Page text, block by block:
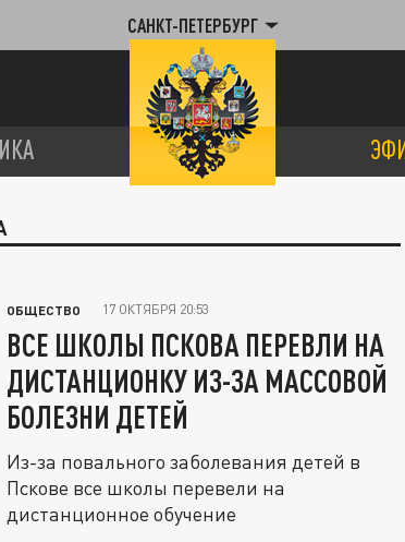
САНКТ-ПЕТЕРБУРГ
ОБЩЕСТВО 17 ОКТЯБРЯ 20:53
ВСЕ ШКОЛЫ ПСКОВА ПЕРЕВЛИ НА
ДИСТАНЦИОНКУ ИЗ-ЗА МАССОВОЙ
БОЛЕЗНИ ДЕТЕЙ
Из-за повального заболевания детей в
Пскове все школы перевели на
дистанционное обучение